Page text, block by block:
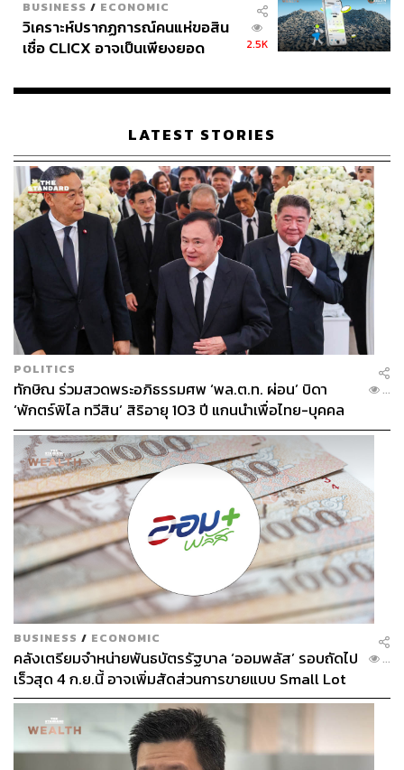
BUSINESS / ECONOMIC
วิเคราะห์ปรากฏการณ์คนแห่ขอสิน
เชื่อ CLICX อาจเป็นเพียงยอด
เรือนไทยที่ถูกซุกไว้
2.5K
LATEST STORIES
POLITICS
ทักษิณ ร่วมสวดพระอภิธรรมศพ ‘พล.ต.ท. ผ่อน’ บิดา
‘พักตร์พิไล ทวีสิน’ สิริอายุ 103 ปี แกนนำเพื่อไทย-บุคคล
หลากวงการร่วมอาลัย
...
BUSINESS / ECONOMIC
คลังเตรียมจำหน่ายพันธบัตรรัฐบาล ‘ออมพลัส’ รอบถัดไป
เร็วสุด 4 ก.ย.นี้ อาจเพิ่มสัดส่วนการขายแบบ Small Lot
First มากขึ้น
...